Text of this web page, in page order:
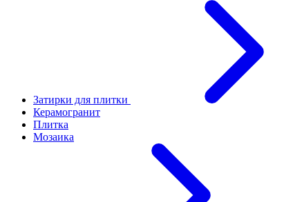
Затирки для плитки
Керамогранит
Плитка
Мозаика